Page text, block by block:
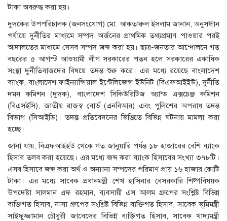
টাকা অবরুদ্ধ করা হয়।
দুদকের উপপরিচালক (জনসংযোগ) মো. আকতারুল ইসলাম জানান, অনুসন্ধান
পর্যায়ে দুর্নীতির মাধ্যমে সম্পদ অর্জনের প্রাথমিক তথ্যপ্রমাণ পাওয়ার পরই
আদালতের মাধ্যমে সেসব সম্পদ জব্দ করা হয়। ছাত্র-জনতার আন্দোলনে গত
বছরের ৫ আগস্ট আওয়ামী লীগ সরকারের পতন হলে সরকারের একাধিক
সংস্থা দুর্নীতিবাজদের বিষয়ে তদন্ত শুরু করে। এর মধ্যে রয়েছে বাংলাদেশ
ব্যাংক, বাংলাদেশ ফাইন্যান্সিয়াল ইন্টেলিজেন্স ইউনিট (বিএফআইইউ), দুর্নীতি
দমন কমিশন (দুদক), বাংলাদেশ সিকিউরিটিজ অ্যান্ড এক্সচেঞ্জ কমিশন
(বিএসইসি), জাতীয় রাজস্ব বোর্ড (এনবিআর) এবং পুলিশের অপরাধ তদন্ত
বিভাগ (সিআইডি)। তদন্ত প্রতিবেদনের ভিত্তিতে বিভিন্ন ঘটনায় মামলা করা
হচ্ছে।
জানা যায়, বিএফআইইউ থেকে গত জানুয়ারি পর্যন্ত ১৮ হাজারের বেশি ব্যাংক
হিসাব তলব করা হয়েছে। এর মধ্যে জব্দ করা ব্যাংক হিসাবের সংখ্যা ৩৭৮টি।
এসব হিসাবে জব্দ করা অর্থ ও অন্যান্য সম্পদের পরিমাণ প্রায় ১৬ হাজার কোটি
টাকা। এর মধ্যে সাবেক প্রধানমন্ত্রী শেখ হাসিনার বেসরকারি শিল্পবিষয়ক
উপদেষ্টা সালমান এফ রহমান, ব্যবসায়ী এস আলম গ্রুপের সংশ্লিষ্ট বিভিন্ন
ব্যক্তিগত হিসাব, নাসা গ্রুপের সংশ্লিষ্ট বিভিন্ন ব্যক্তিগত হিসাব, সাবেক ভূমিমন্ত্রী
সাইফুজ্জামান চৌধুরী জাবেদের বিভিন্ন ব্যক্তিগত হিসাব, সাবেক খাদ্যমন্ত্রী